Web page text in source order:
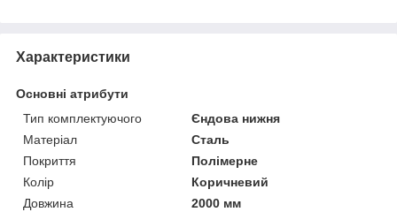
Характеристики
Основні атрибути
Тип комплектуючого
Єндова нижня
Матеріал
Сталь
Покриття
Полімерне
Колір
Коричневий
Довжина
2000 мм